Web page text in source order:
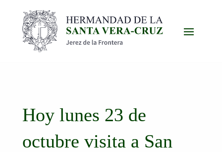
Hoy lunes 23 de
octubre visita a San